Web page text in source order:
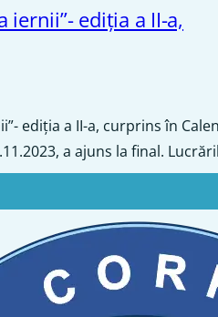
iernii”- ediția a II-a,
ediția a II-a, curprins în
a ajuns la final.